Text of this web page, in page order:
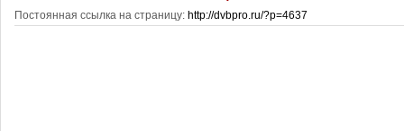
Постоянная ссылка на страницу: http://dvbpro.ru/?p=4637